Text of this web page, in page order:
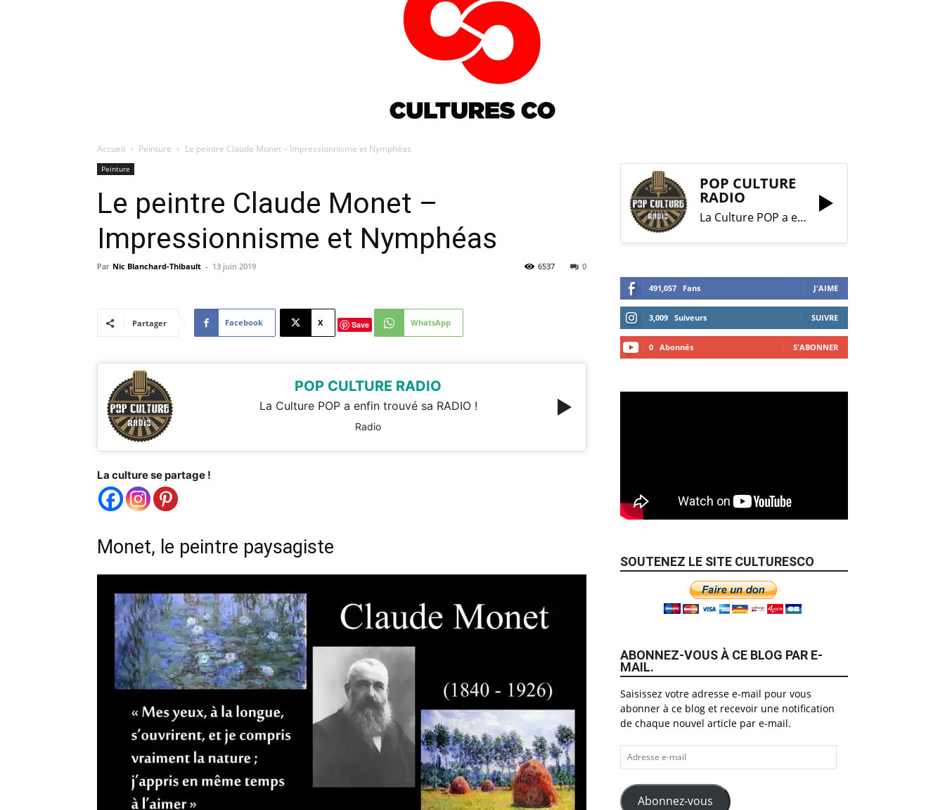
Accueil Peinture Le peintre Claude Monet – Impressionnisme et Nymphéas
Peinture
Le peintre Claude Monet –
Impressionnisme et Nymphéas
Par Nic Blanchard-Thibault - 13 juin 2019 0
6537
Partager Facebook X Save WhatsApp
POP CULTURE RADIO
La Culture POP a enfin trouvé sa RADIO !
Radio
La culture se partage !
Monet, le peintre paysagiste
POP CULTURE
RADIO
La Culture POP a enfin trouvé sa RADIO !
491,057 Fans J'AIME
3,009 Suiveurs SUIVRE
0 Abonnés S'ABONNER
SOUTENEZ LE SITE CULTURESCO
ABONNEZ-VOUS À CE BLOG PAR E-
MAIL.
Saisissez votre adresse e-mail pour vous
abonner à ce blog et recevoir une notification
de chaque nouvel article par e-mail.
Adresse
e-
mail
Abonnez-vous